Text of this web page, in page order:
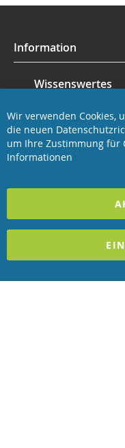
Information
Wissenswertes
Service
Revisage GmbH
Wir verwenden Cookies,
die neuen
um Ihre Zustimmung für
Informationen